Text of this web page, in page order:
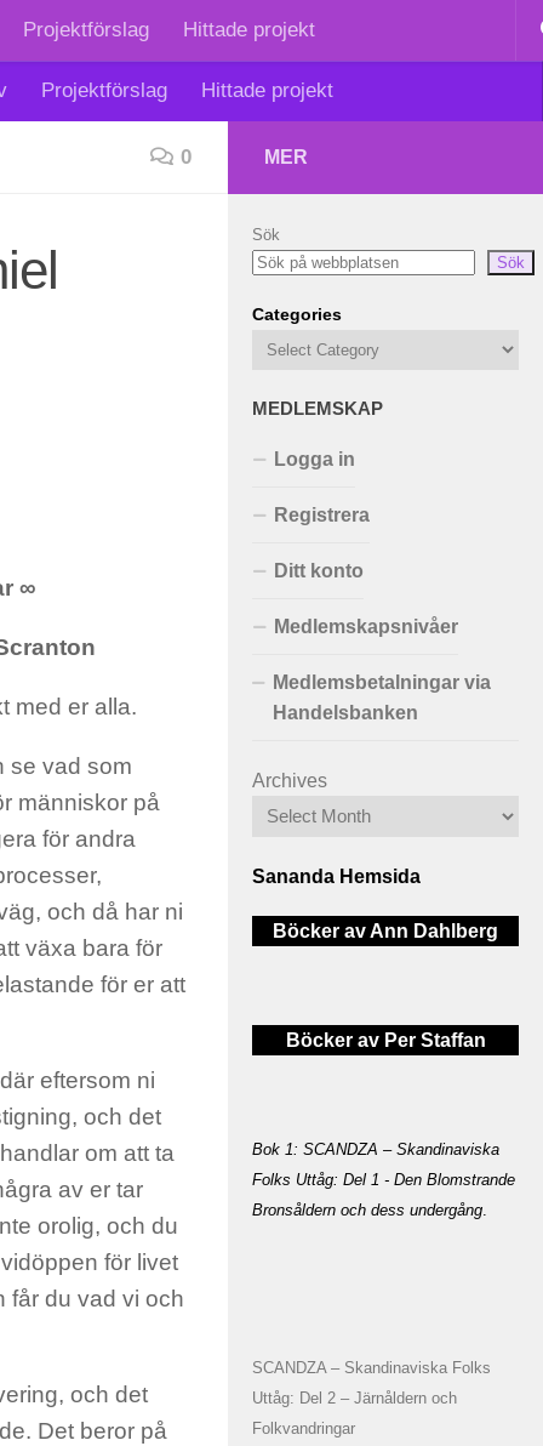
Projektförslag Hittade projekt
Projektförslag Hittade projekt
0
∞
med er alla.
se vad som
människor på
för andra
och då har ni
växa bara för
för er att
eftersom ni
och det
om att ta
av er tar
orolig, och du
för livet
får du vad vi och
och det
Det beror på
MER
Sök
Sök
Categories
MEDLEMSKAP
Logga in
Registrera
Ditt konto
Medlemskapsnivåer
Medlemsbetalningar via
Handelsbanken
Archives
Sananda Hemsida
Böcker av Ann Dahlberg
Böcker av Per Staffan
Bok 1: SCANDZA – Skandinaviska
Folks Uttåg: Del 1 - Den Blomstrande
Bronsåldern och dess undergång.
SCANDZA – Skandinaviska Folks
Uttåg: Del 2 – Järnåldern och
Folkvandringar